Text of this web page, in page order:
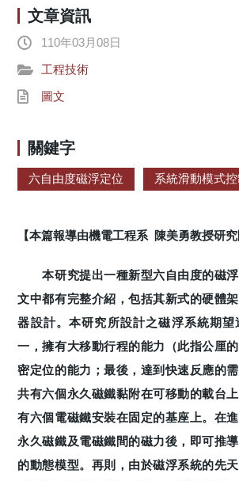
文章資訊
110年03月08日
工程技術
圖文
關鍵字
六自由度磁浮定位 系統滑動模式
【本篇報導由機電工程系 陳美勇教授研究
本研究提出一種新型六自由度的磁浮
文中都有完整介紹，包括其新式的硬體
器設計。本研究所設計之磁浮系統期望
一，擁有大移動行程的能力（此指公厘
密定位的能力；最後，達到快速反應的
共有六個永久磁鐵黏附在可移動的載台
有六個電磁鐵安裝在固定的基座上。在
永久磁鐵及電磁鐵間的磁力後，即可推
的動態模型。再則，由於磁浮系統的先